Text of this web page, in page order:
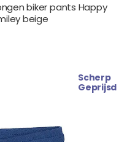
biker pants Happy
beige
Scherp
Geprijsd